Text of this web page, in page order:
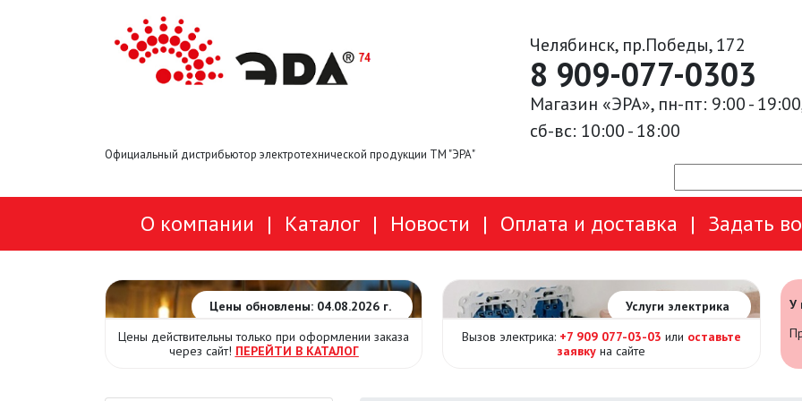
Официальный дистрибьютор электротехнической продукции ТМ "ЭРА"
Челябинск, пр.Победы, 172
8 909-077-0303
Магазин «ЭРА», пн-пт: 9:00 -
сб-вс: 10:00 - 18:00
О компании | Каталог | Новости | Оплата и доставка | Задать
Цены обновлены: 04.08.2026 г.
Цены действительны только при оформлении заказа
через сайт! ПЕРЕЙТИ В КАТАЛОГ
Услуги электрика
Вызов электрика: +7 909 077-03-03 или оставьте
заявку на сайте
У